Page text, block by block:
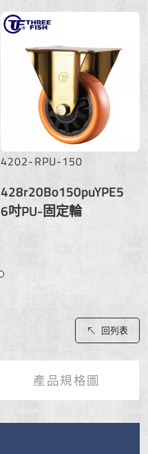
4202-RPU-150
428r20Bo150puYPE5
6吋PU-固定輪
回列表
產品規格圖